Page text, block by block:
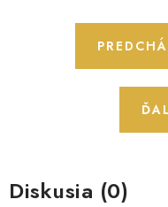
Diskusia (0)